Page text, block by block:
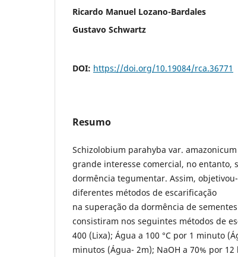
Ricardo Manuel Lozano-Bardales
Gustavo Schwartz
DOI: https://doi.org/10.19084/rca.36771
Resumo
Schizolobium parahyba var.
grande interesse comercial, no entanto,
dormência tegumentar. Assim,
diferentes métodos de escarificação
na superação da dormência de
consistiram nos seguintes métodos de
400 (Lixa); Água a 100 °C por 1 minuto
minutos (Água- 2m); NaOH a 70% por 12